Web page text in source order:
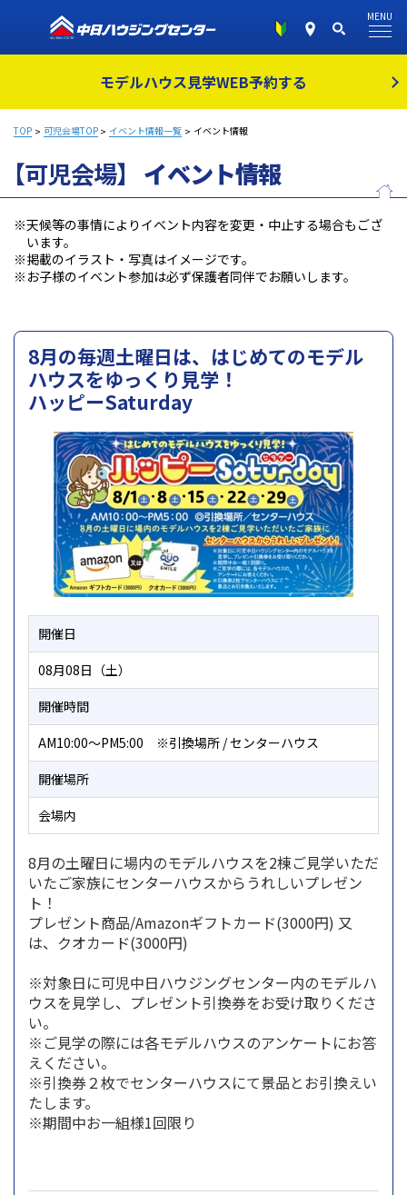
モデルハウス見学WEB予約する
MENU
TOP 可児会場TOP イベント情報一覧 イベント情報
【可児会場】 イベント情報
※天候等の事情によりイベント内容を変更・中止する場合もござ
います。
※掲載のイラスト・写真はイメージです。
※お子様のイベント参加は必ず保護者同伴でお願いします。
8月の毎週土曜日は、はじめてのモデル
ハウスをゆっくり見学！
ハッピーSaturday
開催日
08月08日（土）
開催時間
AM10:00～PM5:00 ※引換場所 / センターハウス
開催場所
会場内
8月の土曜日に場内のモデルハウスを2棟ご見学いただ
いたご家族にセンターハウスからうれしいプレゼン
ト！
プレゼント商品/Amazonギフトカード(3000円) 又
は、クオカード(3000円)
※対象日に可児中日ハウジングセンター内のモデルハ
ウスを見学し、プレゼント引換券をお受け取りくださ
い。
※ご見学の際には各モデルハウスのアンケートにお答
えください。
※引換券２枚でセンターハウスにて景品とお引換えい
たします。
※期間中お一組様1回限り